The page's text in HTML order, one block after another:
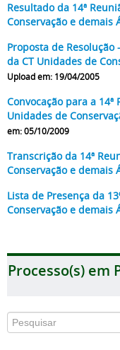
Resultado da 14ª
Conservação e demais
Proposta de Resolução
da CT Unidades de
Upload em: 19/04/2005
Convocação para a
Unidades de
em: 05/10/2009
Transcrição da 14ª
Conservação e demais
Lista de Presença da
Conservação e demais
Processo(s) em